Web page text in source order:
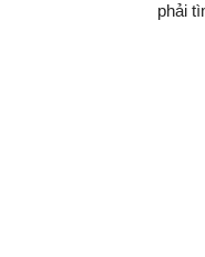
phải